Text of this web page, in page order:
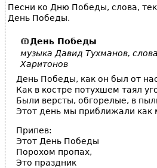
Песни ко Дню Победы, слова,
День Победы.
День Победы
музыка Давид Тухманов,
Харитонов
День Победы, как он был от
Как в костре потухшем таял
Были версты, обгорелые, в
Этот день мы приближали как
Припев:
Этот День Победы
Порохом пропах,
Это праздник